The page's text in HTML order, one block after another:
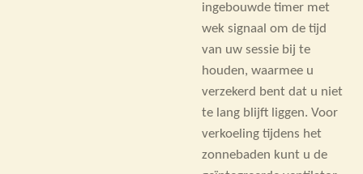
ingebouwde timer met
wek signaal om de tijd
van uw sessie bij te
houden, waarmee u
verzekerd bent dat u niet
te lang blijft liggen. Voor
verkoeling tijdens het
zonnebaden kunt u de